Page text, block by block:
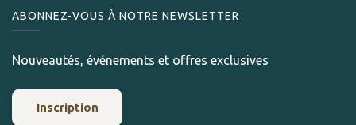
ABONNEZ-VOUS À NOTRE NEWSLETTER
Nouveautés, événements et offres exclusives
Inscription